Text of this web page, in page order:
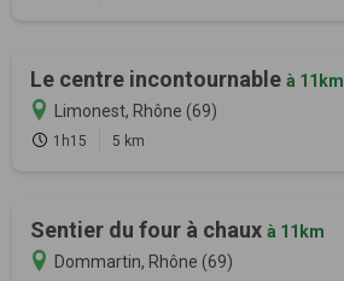
Le centre incontournable à 11km
Limonest, Rhône (69)
1h15 5 km
Sentier du four à chaux à 11km
Dommartin, Rhône (69)